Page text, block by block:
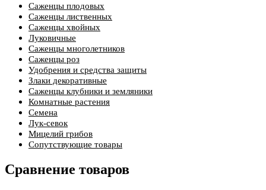
Саженцы плодовых
Саженцы лиственных
Саженцы хвойных
Луковичные
Саженцы многолетников
Саженцы роз
Удобрения и средства защиты
Злаки декоративные
Саженцы клубники и земляники
Комнатные растения
Семена
Лук-севок
Мицелий грибов
Сопутствующие товары
Сравнение товаров